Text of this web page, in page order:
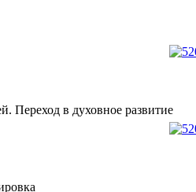
Переход в духовное развитие